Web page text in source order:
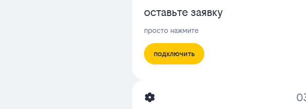
оставьте заявку
просто нажмите
подключить